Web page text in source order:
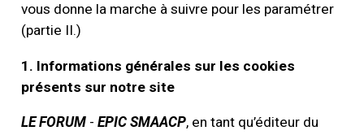
vous donne la marche à suivre pour les paramétrer
(partie II.)
1. Informations générales sur les cookies
présents sur notre site
LE FORUM -EPIC SMAACP, en tant qu’éditeur du